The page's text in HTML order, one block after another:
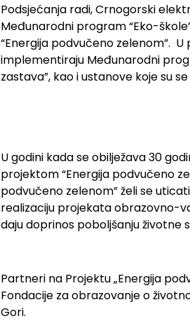
Podsjećanja radi, Crnogorski
Međunarodni program “Eko-
“Energija podvučeno zelenom”.
implementiraju Međunarodni
zastava”, kao i ustanove koje su
U godini kada se obilježava 30
projektom “Energija podvučeno
podvučeno zelenom” želi se
realizaciju projekata obrazovno-
daju doprinos poboljšanju životne
Partneri na Projektu „Energija
Fondacije za obrazovanje o
Gori.